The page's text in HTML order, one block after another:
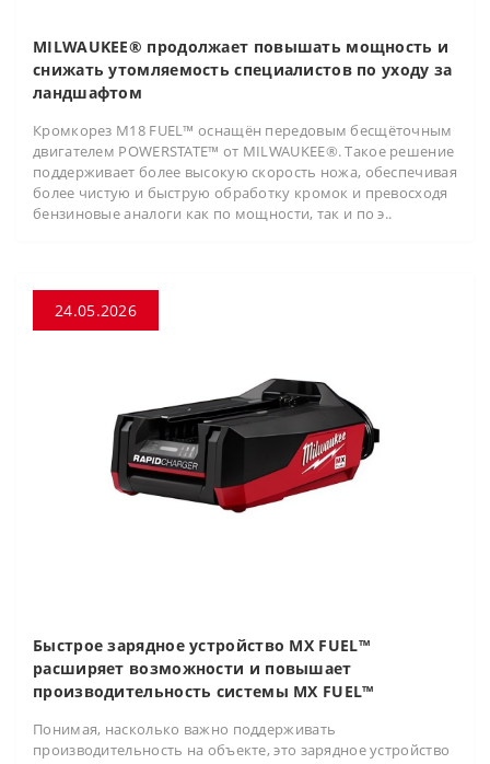
MILWAUKEE® продолжает повышать мощность и
снижать утомляемость специалистов по уходу за
ландшафтом
Кромкорез M18 FUEL™ оснащён передовым бесщёточным
двигателем POWERSTATE™ от MILWAUKEE®. Такое решение
поддерживает более высокую скорость ножа, обеспечивая
более чистую и быструю обработку кромок и превосходя
бензиновые аналоги как по мощности, так и по э..
24.05.2026
Быстрое зарядное устройство MX FUEL™
расширяет возможности и повышает
производительность системы MX FUEL™
Понимая, насколько важно поддерживать
производительность на объекте, это зарядное устройство